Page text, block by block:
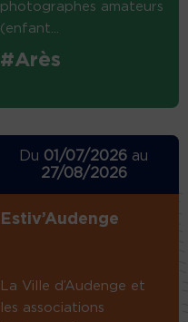
photographes amateurs
(enfant...
#Arès
Du 01/07/2026 au
27/08/2026
Estiv’Audenge
La Ville d’Audenge et
les associations